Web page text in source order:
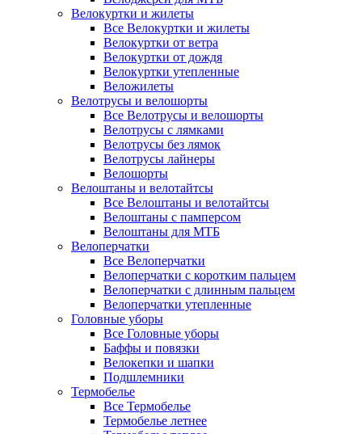
Велокуртки и жилеты
Все Велокуртки и жилеты
Велокуртки от ветра
Велокуртки от дождя
Велокуртки утепленные
Веложилеты
Велотрусы и велошорты
Все Велотрусы и велошорты
Велотрусы с лямками
Велотрусы без лямок
Велотрусы лайнеры
Велошорты
Велоштаны и велотайтсы
Все Велоштаны и велотайтсы
Велоштаны с памперсом
Велоштаны для МТБ
Велоперчатки
Все Велоперчатки
Велоперчатки с коротким пальцем
Велоперчатки с длинным пальцем
Велоперчатки утепленные
Головные уборы
Все Головные уборы
Баффы и повязки
Велокепки и шапки
Подшлемники
Термобелье
Все Термобелье
Термобелье летнее